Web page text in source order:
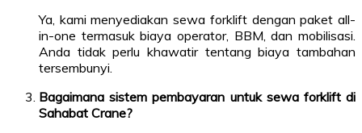
Ya, kami menyediakan sewa forklift dengan paket all-
in-one termasuk biaya operator, BBM, dan mobilisasi.
Anda tidak perlu khawatir tentang biaya tambahan
tersembunyi.
Bagaimana sistem pembayaran untuk sewa forklift di
Sahabat Crane?